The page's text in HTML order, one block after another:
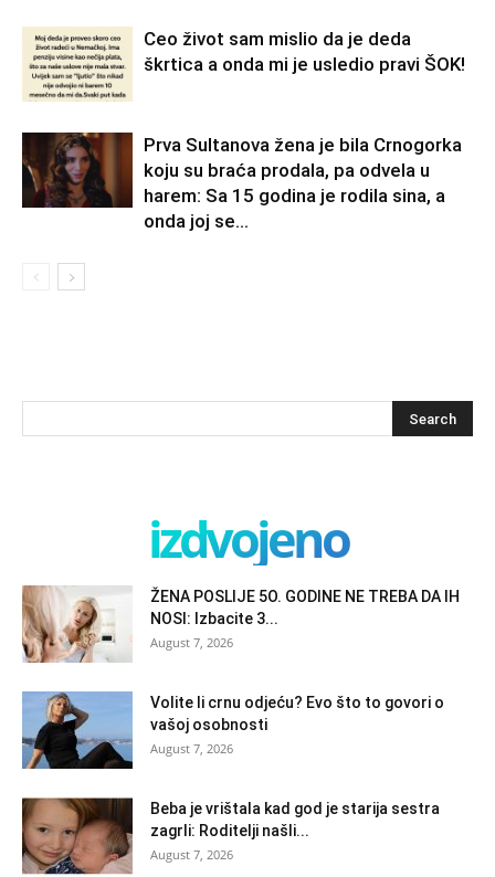
Ceo život sam mislio da je deda
škrtica a onda mi je usledio pravi ŠOK!
Prva Sultanova žena je bila Crnogorka
koju su braća prodala, pa odvela u
harem: Sa 15 godina je rodila sina, a
onda joj se...
izdvojeno
ŽENA POSLIJE 5O. GODINE NE TREBA DA IH
NOSI: Izbacite 3...
August 7, 2026
Volite li crnu odjeću? Evo što to govori o
vašoj osobnosti
August 7, 2026
Beba je vrištala kad god je starija sestra
zagrli: Roditelji našli...
August 7, 2026